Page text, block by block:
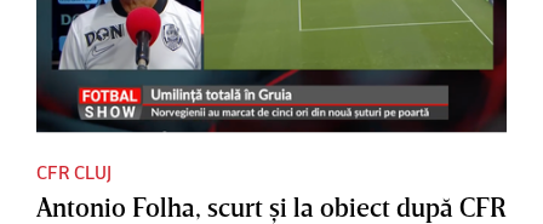
CFR CLUJ
Antonio Folha, scurt şi la obiect după CFR